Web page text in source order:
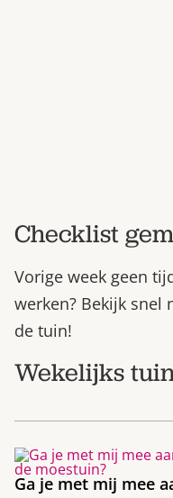
Checklist
Vorige week geen
werken? Bekijk snel
de tuin!
Wekelijks
Ga je met mij mee